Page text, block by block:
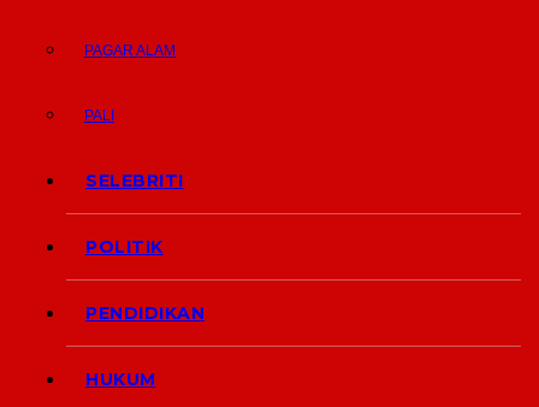
PAGAR ALAM
PALI
SELEBRITI
POLITIK
PENDIDIKAN
HUKUM